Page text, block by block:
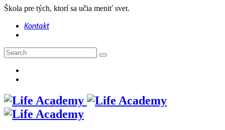
Škola pre tých, ktorí sa učia meniť svet.
Kontakt